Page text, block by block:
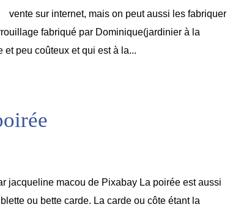
vente sur internet, mais on peut aussi les fabriquer
fabriqué par Dominique(jardinier à la
peu coûteux et qui est à la...
jacqueline macou de Pixabay La poirée est aussi
ou bette carde. La carde ou côte étant la